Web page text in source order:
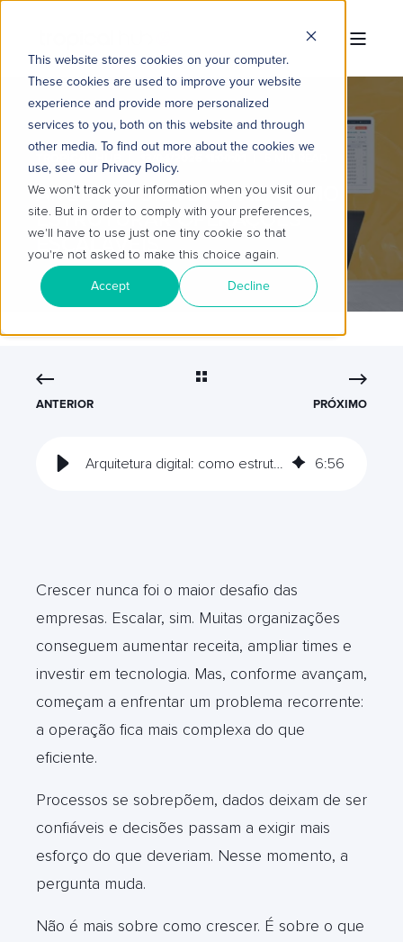
This website stores cookies on your computer.
These cookies are used to improve your website
experience and provide more personalized
services to you, both on this website and through
other media. To find out more about the cookies we
use, see our Privacy Policy.
We won't track your information when you visit our
site. But in order to comply with your preferences,
we'll have to use just one tiny cookie so that
you're not asked to make this choice again.
Accept Decline
ARQUITETURA DIGITAL: COMO
ESTRUTURAR OPERAÇÕES
ESCALÁVEIS
ANTERIOR PRÓXIMO
Arquitetura digital: como estruturar operações escaláveis 6:56
Crescer nunca foi o maior desafio das
empresas. Escalar, sim. Muitas organizações
conseguem aumentar receita, ampliar times e
investir em tecnologia. Mas, conforme avançam,
começam a enfrentar um problema recorrente:
a operação fica mais complexa do que
eficiente.
Processos se sobrepõem, dados deixam de ser
confiáveis e decisões passam a exigir mais
esforço do que deveriam. Nesse momento, a
pergunta muda.
Não é mais sobre como crescer. É sobre o que